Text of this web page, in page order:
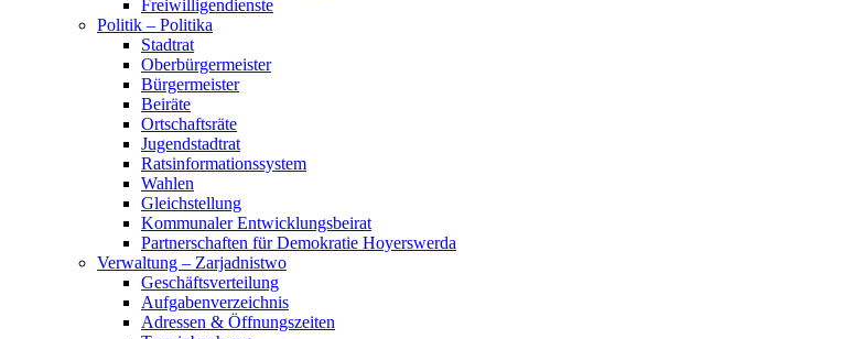
Freiwilligendienste
Politik – Politika
Stadtrat
Oberbürgermeister
Bürgermeister
Beiräte
Ortschaftsräte
Jugendstadtrat
Ratsinformationssystem
Wahlen
Gleichstellung
Kommunaler Entwicklungsbeirat
Partnerschaften für Demokratie Hoyerswerda
Verwaltung – Zarjadnistwo
Geschäftsverteilung
Aufgabenverzeichnis
Adressen & Öffnungszeiten